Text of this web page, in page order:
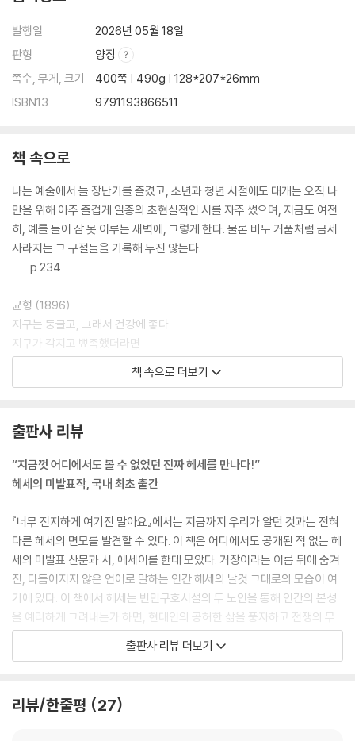
발행일
2026년 05월 18일
판형
양장
쪽수, 무게, 크기
400쪽 | 490g | 128*207*26mm
ISBN13
9791193866511
책 속으로
나는 예술에서 늘 장난기를 즐겼고, 소년과 청년 시절에도 대개는 오직 나
만을 위해 아주 즐겁게 일종의 초현실적인 시를 자주 썼으며, 지금도 여전
히, 예를 들어 잠 못 이루는 새벽에, 그렇게 한다. 물론 비누 거품처럼 금세
사라지는 그 구절들을 기록해 두진 않는다.
--- p.234
균형 (1896)
지구는 둥글고, 그래서 건강에 좋다.
지구가 각지고 뾰족했더라면
어떻게 우리가 이토록 편히 앉아 있을 수 있을까?
지구는 둥글지만 우리는 길쭉하다.
자연 곳곳을 굴러다녔을 테니까.
--- p.239
세상이 없는 듯이 세상에 살기, 법을 존중하면서도 법을 넘어서기, ‘소유하
지 않는 듯이’ 소유하기, 포기하지 않는 듯이 포기하기, 자주 인용되고 사랑
받는 이 모든 귀한 삶의 지혜를 실현할 수 있는 건 오직 유머뿐이다.
--- p.314
모든 유머 중에서 가장 사랑스러운 것은 역시 의도하지 않은 유머이다.
--- p.335
시인 헤르만 헤세는 같이 있기 아주 불편한 사람들과 한자리에 있었다. 한
지인이 적당한 기회에 그를 따로 불러 물었다. “이렇게 말을 많이 하시다
“맞습니다.” 헤세가 대꾸했다. “그들도 마찬가지일 겁니다. 나는 그들 얘기
책 속으로 더보기
출판사 리뷰
“지금껏 어디에서도 볼 수 없었던 진짜 헤세를 만나다!”
헤세의 미발표작, 국내 최초 출간
『너무 진지하게 여기진 말아요』에서는 지금까지 우리가 알던 것과는 전혀
다른 헤세의 면모를 발견할 수 있다. 이 책은 어디에서도 공개된 적 없는 헤
세의 미발표 산문과 시, 에세이를 한데 모았다. 거장이라는 이름 뒤에 숨겨
진, 다듬어지지 않은 언어로 말하는 인간 헤세의 날것 그대로의 모습이 여
기에 있다. 이 책에서 헤세는 빈민구호시설의 두 노인을 통해 인간의 본성
을 예리하게 그려내는가 하면, 현대인의 공허한 삶을 풍자하고 전쟁의 무
의미함을 고발하기도 하고, 공장에서 찍어낸 듯 규격화된 휴양지를 통해
현대 관광 산업도 날카롭게 비판한다. 이처럼 독창적인 상상력과 촌철살인
라면 가장 생생하고 솔직한 헤세를 만나게 될 것이다. 그 안에서 우리는 고
출판사 리뷰 더보기
리뷰/한줄평 27